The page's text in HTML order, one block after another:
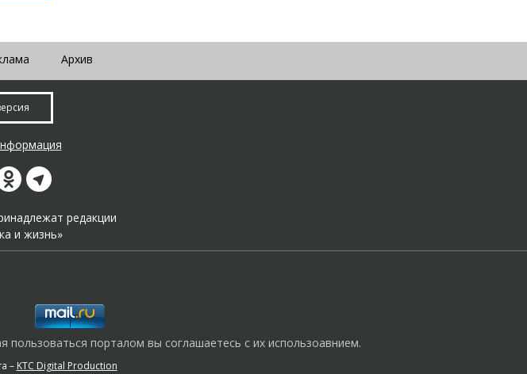
Архив
редакции
и жизнь»
пользоваться порталом вы соглашаетесь с их использоавнием.
– KTC Digital Production